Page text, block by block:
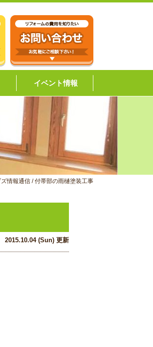
イベント情報
情報通信 /付帯部の雨樋塗装工事
2015.10.04 (Sun) 更新